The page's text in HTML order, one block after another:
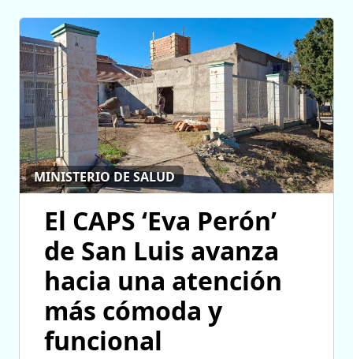
MINISTERIO DE SALUD
El CAPS ‘Eva Perón’
de San Luis avanza
hacia una atención
más cómoda y
funcional